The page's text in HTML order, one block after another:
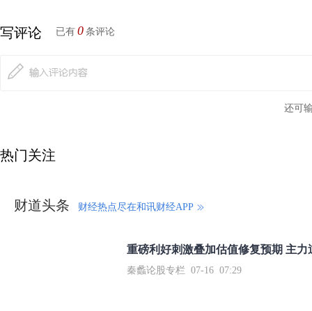
写评论 已有 0 条评论
还可
热门关注
财道头条 财经热点尽在和讯财经APP
秦蠡论股专栏 07-16 07:29